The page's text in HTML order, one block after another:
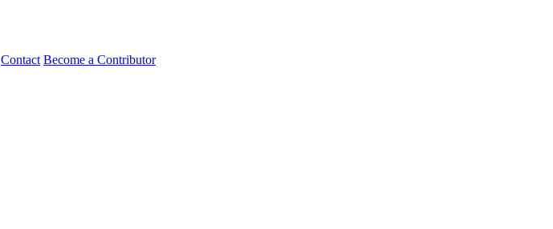
Contact Become a Contributor